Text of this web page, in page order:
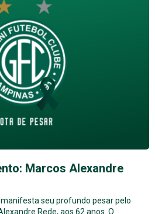
Marcos Alexandre
manifesta seu profundo pesar pelo
Rede, aos 62 anos. O